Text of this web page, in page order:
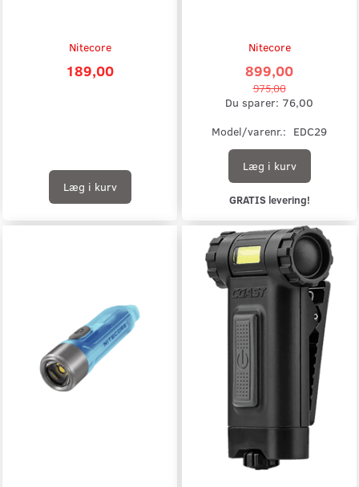
Nitecore
189,00
Læg i kurv
Nitecore
899,00
975,00
Du sparer: 76,00
Model/varenr.: EDC29
Læg i kurv
GRATIS levering!